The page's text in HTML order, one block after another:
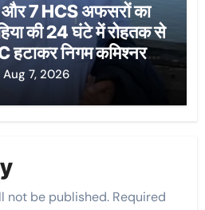
और 7 HCS अफसरों का
की 24 घंटे में रोहतक से
हटाकर निगम कमिश्नर
Aug 7, 2026
not be published. Required